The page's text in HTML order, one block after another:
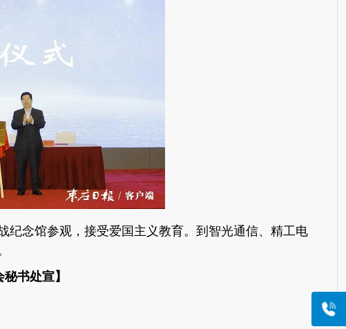
念馆参观，接受爱国主义教育。到智光通信、精工电
书处宣】